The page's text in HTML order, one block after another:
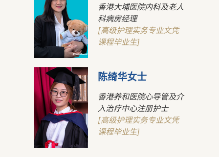
香港大埔医院内科及老人
科病房经理
[高级护理实务专业文凭
课程毕业生]
陈绮华女士
香港养和医院心导管及介
入治疗中心注册护士
[高级护理实务专业文凭
课程毕业生]